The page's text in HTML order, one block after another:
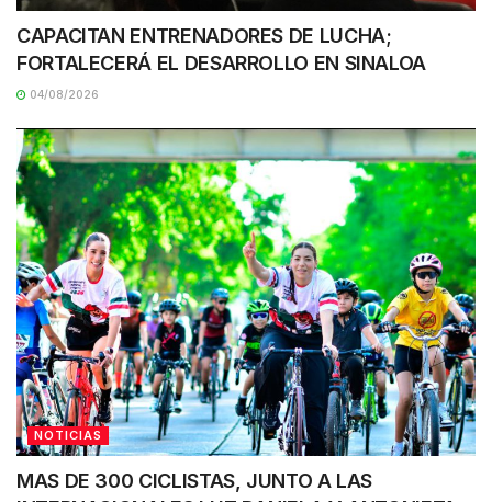
CAPACITAN ENTRENADORES DE LUCHA;
FORTALECERÁ EL DESARROLLO EN SINALOA
04/08/2026
NOTICIAS
MAS DE 300 CICLISTAS, JUNTO A LAS